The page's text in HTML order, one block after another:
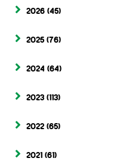
2026 (45)
2025 (76)
2024 (64)
2023 (113)
2022 (65)
2021 (61)